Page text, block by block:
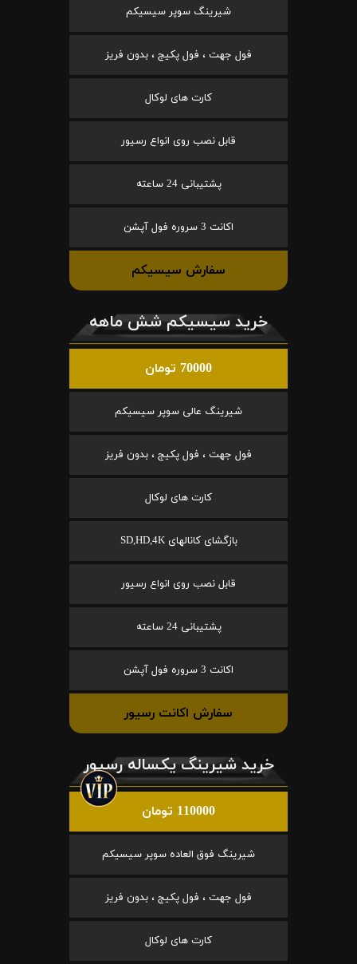
شیرینگ سوپر سیسیکم
فول جهت ، فول پکیج ، بدون فریز
کارت های لوکال
قابل نصب روی انواع رسیور
پشتیبانی 24 ساعته
اکانت 3 سروره فول آپشن
سفارش سیسیکم
خرید سیسیکم شش ماهه
70000 تومان
شیرینگ عالی سوپر سیسیکم
فول جهت ، فول پکیج ، بدون فریز
کارت های لوکال
بازگشای کانالهای SD,HD,4K
قابل نصب روی انواع رسیور
پشتیبانی 24 ساعته
اکانت 3 سروره فول آپشن
سفارش اکانت رسیور
خرید شیرینگ یکساله رسیور
110000 تومان
شیرینگ فوق العاده سوپر سیسیکم
فول جهت ، فول پکیج ، بدون فریز
کارت های لوکال